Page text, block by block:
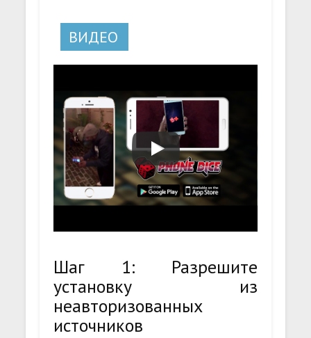
ВИДЕО
Шаг 1: Разрешите
установку из
неавторизованных
источников